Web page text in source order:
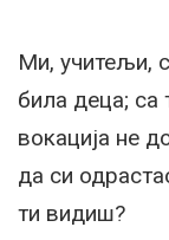
Ми, учитељи,
била деца;
вокација не
да си
ти видиш?